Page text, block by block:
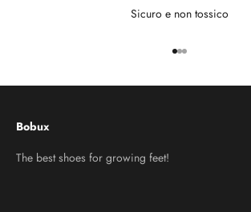
Sicuro e non tossico
Vai all'articolo 1
Vai all'articolo 2
Vai all'articolo 3
Bobux
The best shoes for growing feet!